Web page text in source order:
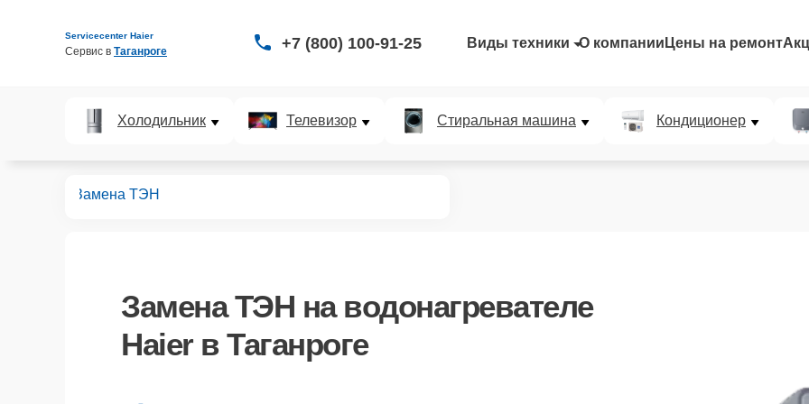
Servicecenter Haier
Сервис в Таганроге +7 (800) 100-91-25 Виды техники О компании Цены на ремонт
Холодильник Телевизор Стиральная машина Кондиционер
Замена ТЭН
Замена ТЭН на водонагревателе
Haier в Таганроге